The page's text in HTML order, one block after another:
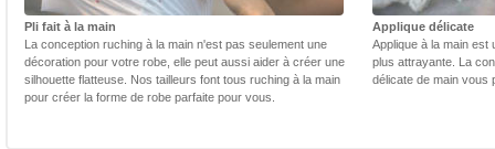
Pli fait à la main
La conception ruching à la main n'est pas seulement une
décoration pour votre robe, elle peut aussi aider à créer une
silhouette flatteuse. Nos tailleurs font tous ruching à la main
pour créer la forme de robe parfaite pour vous.
Applique délicate
Applique à la main est
plus attrayante. La
délicate de main vous